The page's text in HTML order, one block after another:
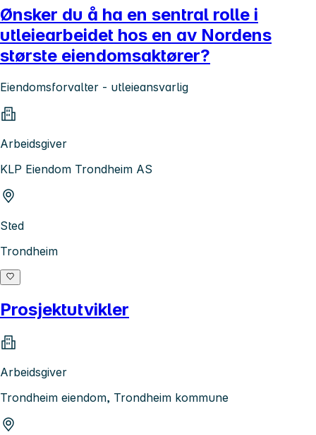
Ønsker du å ha en sentral rolle i
utleiearbeidet hos en av Nordens
største eiendomsaktører?
Eiendomsforvalter - utleieansvarlig
Arbeidsgiver
KLP Eiendom Trondheim AS
Sted
Trondheim
Prosjektutvikler
Arbeidsgiver
Trondheim eiendom, Trondheim kommune